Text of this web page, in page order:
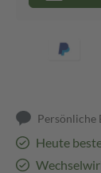
Persönliche
Heute